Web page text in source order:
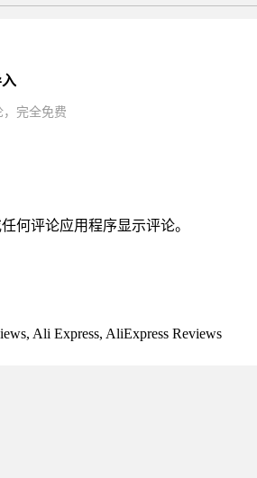
，完全免费
何评论应用程序显示评论。
Ali Express, AliExpress Reviews